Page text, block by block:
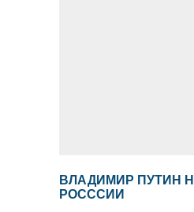
ВЛАДИМИР ПУТИН
РОСССИИ